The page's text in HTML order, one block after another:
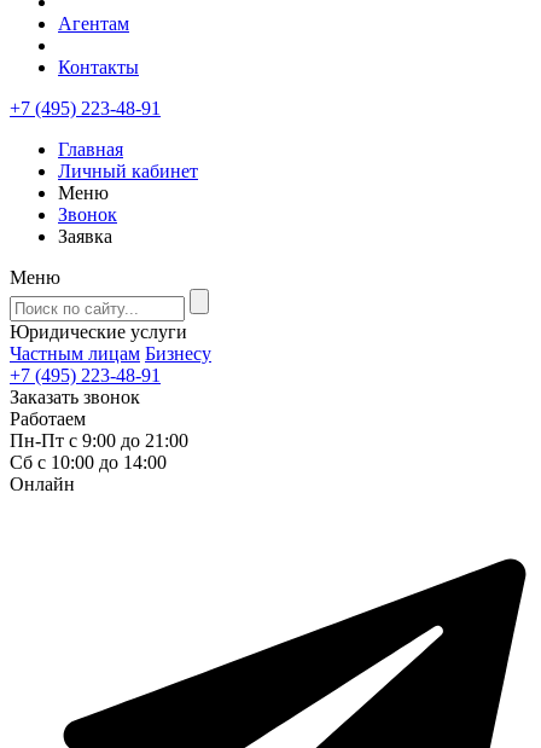
Агентам
Контакты
+7 (495) 223-48-91
Главная
Личный кабинет
Меню
Звонок
Заявка
Меню
Юридические услуги
Частным лицам Бизнесу
+7 (495) 223-48-91
Заказать звонок
Работаем
Пн-Пт с 9:00 до 21:00
Сб с 10:00 до 14:00
Онлайн